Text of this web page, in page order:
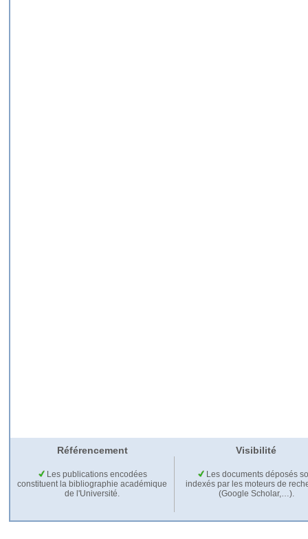
Référencement Visibilité
Les publications encodées
constituent la bibliographie académique
de l'Université.
Les documents déposés
indexés par les moteurs de
(Google Scholar,…).